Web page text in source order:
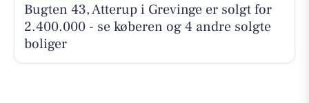
Bugten 43, Atterup i Grevinge er solgt for
2.400.000 - se køberen og 4 andre solgte
boliger